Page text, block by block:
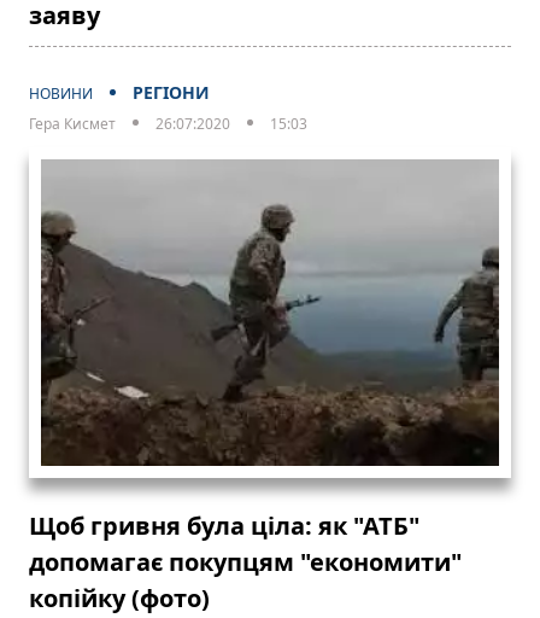
заяву
НОВИНИ РЕГІОНИ
Гера Кисмет 26:07:2020 15:03
Щоб гривня була ціла: як "АТБ"
допомагає покупцям "економити"
копійку (фото)